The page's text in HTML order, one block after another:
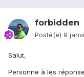
forbidden
Posté(e) 9
Salut,
Personne à les réponse